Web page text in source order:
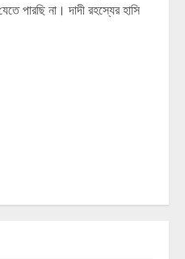
পারছি না। দাদী রহস্যের হাসি